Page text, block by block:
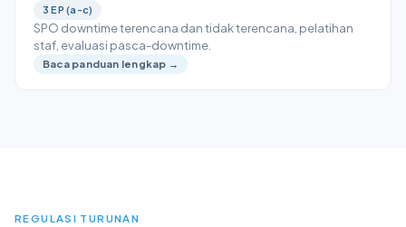
3 EP (a-c)
SPO downtime terencana dan tidak terencana, pelatihan
staf, evaluasi pasca-downtime.
Baca panduan lengkap →
REGULASI TURUNAN